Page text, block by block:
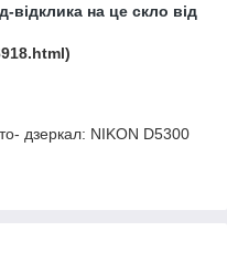
відклика на це скло від
дзеркал: NIKON D5300